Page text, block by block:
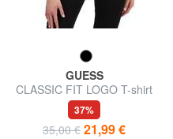
GUESS
CLASSIC FIT LOGO T-shirt
avec logo
37%
35,00 € 21,99 €